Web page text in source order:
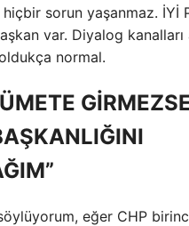
hiçbir sorun yaşanmaz. İYİ
var. Diyalog kanalları
normal.
eğer CHP